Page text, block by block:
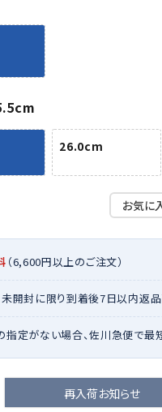
26.0cm
お気に
（6,600円以上のご注文）
未開封に限り到着後7日以内返
指定がない場合、佐川急便で最
再入荷お知らせ